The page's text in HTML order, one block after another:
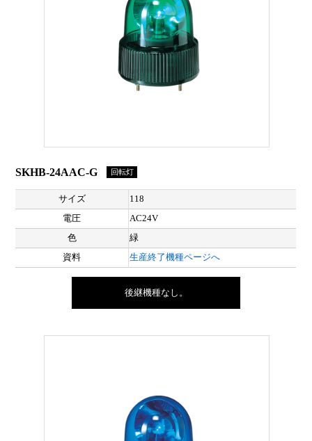
SKHB-24AAC-G 回転灯
サイズ
118
電圧
AC24V
色
緑
資料
生産終了機種ページへ
後継機種なし。